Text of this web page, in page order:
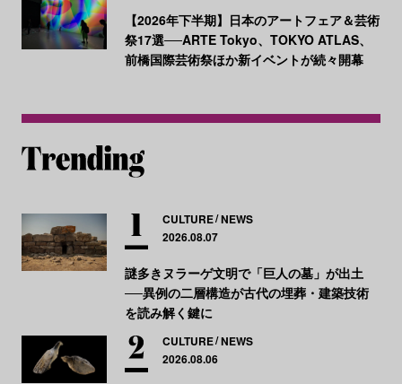
【2026年下半期】日本のアートフェア＆芸術
祭17選──ARTE Tokyo、TOKYO ATLAS、
前橋国際芸術祭ほか新イベントが続々開幕
CULTURE NEWS
2026.08.07
謎多きヌラーゲ文明で「巨人の墓」が出土
──異例の二層構造が古代の埋葬・建築技術
を読み解く鍵に
CULTURE NEWS
2026.08.06